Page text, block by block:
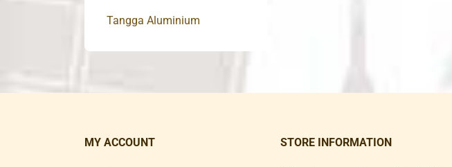
Tangga Aluminium
MY ACCOUNT STORE INFORMATION